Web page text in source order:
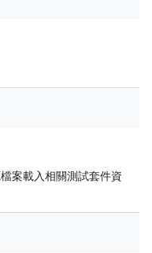
案載入相關測試套件資